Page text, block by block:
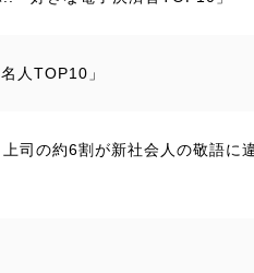
人TOP10」
司の約6割が新社会人の敬語に